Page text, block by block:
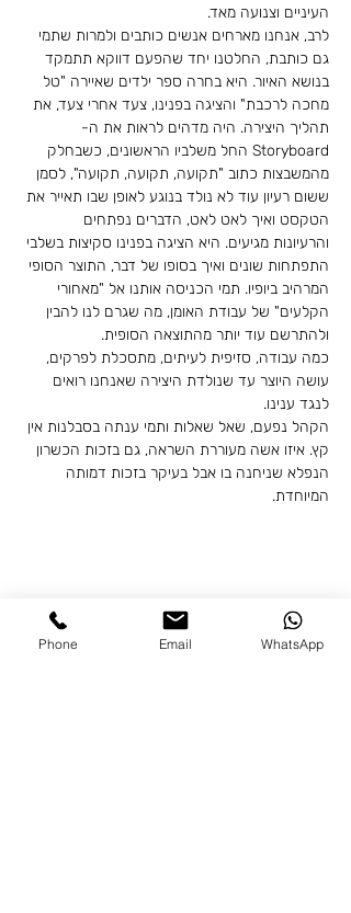
העיניים וצנועה מאד.
לרב, אנחנו מארחים אנשים כותבים ולמרות שתמי
גם כותבת, החלטנו יחד שהפעם דווקא תתמקד
בנושא האיור. היא בחרה ספר ילדים שאיירה "טל
מחכה לרכבת" והציגה בפנינו, צעד אחרי צעד, את
תהליך היצירה. היה מדהים לראות את ה-
Storyboard החל משלביו הראשונים, כשבחלק
מהמשבצות כתוב "תקועה, תקועה, תקועה", לסמן
ששום רעיון עוד לא נולד בנוגע לאופן שבו תאייר את
הטקסט ואיך לאט לאט, הדברים נפתחים
והרעיונות מגיעים. היא הציגה בפנינו סקיצות בשלבי
התפתחות שונים ואיך בסופו של דבר, התוצר הסופי
המרהיב ביופיו. תמי הכניסה אותנו אל "מאחורי
הקלעים" של עבודת האומן, מה שגרם לנו להבין
ולהתרשם עוד יותר מהתוצאה הסופית.
כמה עבודה, סזיפית לעיתים, מתסכלת לפרקים,
עושה היוצר עד שנולדת היצירה שאנחנו רואים
לנגד ענינו.
הקהל נפעם, שאל שאלות ותמי ענתה בסבלנות אין
קץ. איזו אשה מעוררת השראה, גם בזכות הכשרון
הנפלא שניחנה בו אבל בעיקר בזכות דמותה
המיוחדת.
Phone Email WhatsApp